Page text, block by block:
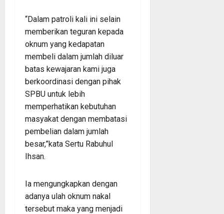
“Dalam patroli kali ini selain
memberikan teguran kepada
oknum yang kedapatan
membeli dalam jumlah diluar
batas kewajaran kami juga
berkoordinasi dengan pihak
SPBU untuk lebih
memperhatikan kebutuhan
masyakat dengan membatasi
pembelian dalam jumlah
besar,”kata Sertu Rabuhul
Ihsan.
Ia mengungkapkan dengan
adanya ulah oknum nakal
tersebut maka yang menjadi